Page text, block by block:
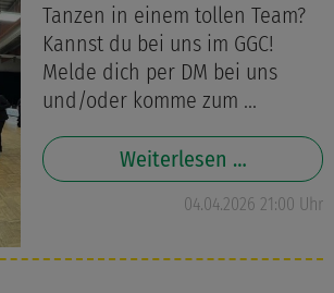
Tanzen in einem tollen Team?
Kannst du bei uns im GGC!
Melde dich per DM bei uns
und/oder komme zum ...
Weiterlesen …
04.04.2026 21:00 Uhr